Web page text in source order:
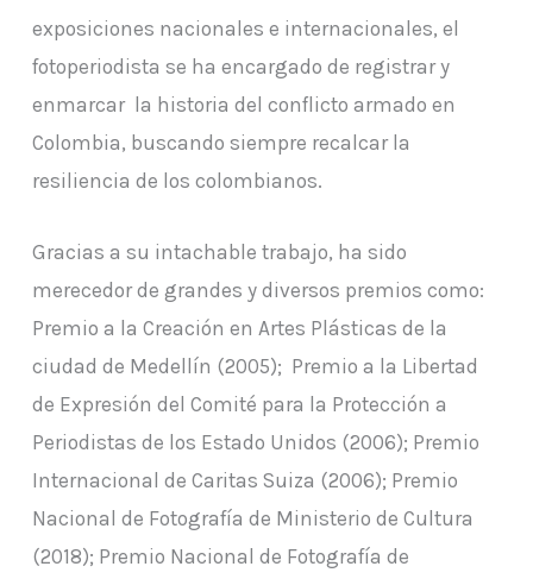
exposiciones nacionales e internacionales, el
fotoperiodista se ha encargado de registrar y
enmarcar la historia del conflicto armado en
Colombia, buscando siempre recalcar la
resiliencia de los colombianos.
Gracias a su intachable trabajo, ha sido
merecedor de grandes y diversos premios como:
Premio a la Creación en Artes Plásticas de la
ciudad de Medellín (2005); Premio a la Libertad
de Expresión del Comité para la Protección a
Periodistas de los Estado Unidos (2006); Premio
Internacional de Caritas Suiza (2006); Premio
Nacional de Fotografía de Ministerio de Cultura
(2018); Premio Nacional de Fotografía de